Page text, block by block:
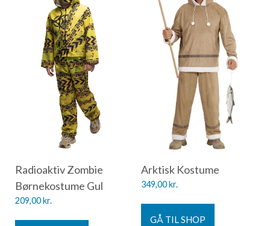
Radioaktiv Zombie
Børnekostume Gul
209,00kr.
Arktisk Kostume
349,00kr.
GÅ TIL SHOP